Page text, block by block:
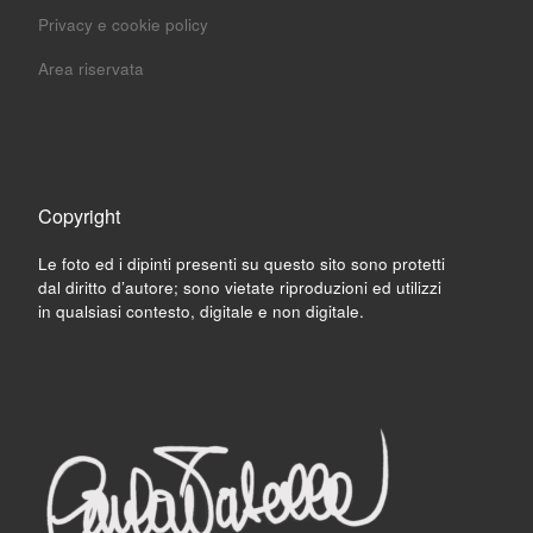
Privacy e cookie policy
Area riservata
Copyright
Le foto ed i dipinti presenti su questo sito sono protetti
dal diritto d’autore; sono vietate riproduzioni ed utilizzi
in qualsiasi contesto, digitale e non digitale.